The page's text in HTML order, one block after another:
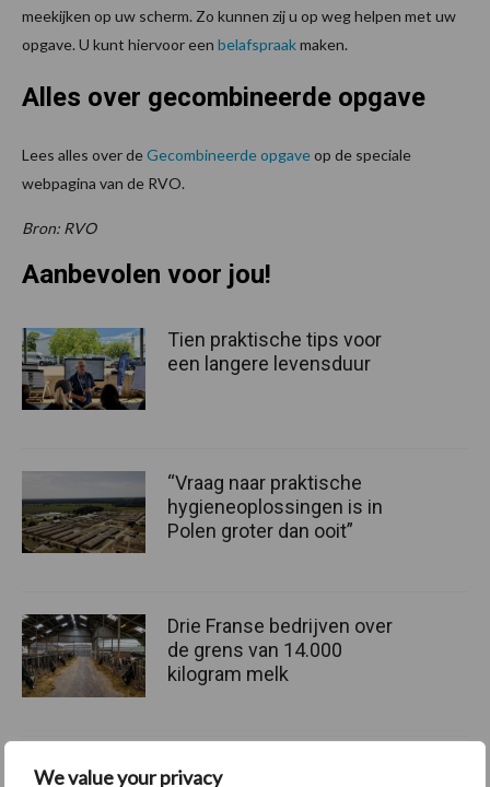
We value your privacy
meekijken op uw scherm. Zo kunnen zij u op weg helpen met uw
opgave. U kunt hiervoor een belafspraakmaken.
Alles over gecombineerde opgave
Lees alles over deGecombineerde opgaveop de speciale
webpagina van de RVO.
Bron: RVO
Aanbevolen voor jou!
Tien praktische tips voor
een langere levensduur
“Vraag naar praktische
hygieneoplossingen is in
Polen groter dan ooit”
Drie Franse bedrijven over
de grens van 14.000
kilogram melk